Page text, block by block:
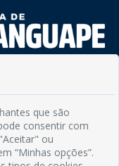
às 13h
que são
consentir com
ou
“Minhas opções”.